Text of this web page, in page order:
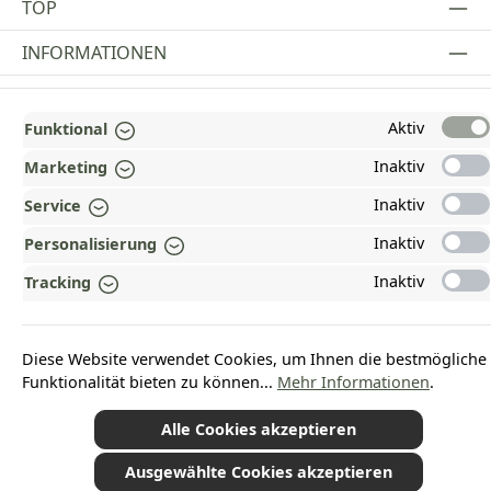
TOP
Vertrag widerrufen
INFORMATIONEN
ZAHLUNGS- UND VERSANDARTEN
WARUM HEAD-SHOP.DE?
UNSERE COMMUNITIES
*Alle Preise inkl. gesetzl. Mehrwertsteuer zzgl.Versandkostenund ggf.
Nachnahmegebühren, wenn nicht anders angegeben.
© 2026 Plamundo GmbH - Alle Rechte vorbehalten. Theme by
ThemeWare®
Funktional
Aktiv
Marketing
Inaktiv
Service
Inaktiv
Personalisierung
Inaktiv
Tracking
Inaktiv
Diese Website verwendet Cookies, um Ihnen die bestmögliche
Funktionalität bieten zu können... Mehr Informationen.
Alle Cookies akzeptieren
Ausgewählte Cookies akzeptieren